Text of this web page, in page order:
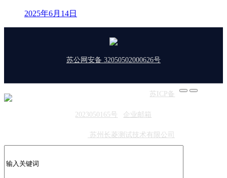
2025年6月14日
苏公网安备 32050502000626号
苏ICP备
2023050165号 企业邮箱
苏州长菱测试技术有限公司